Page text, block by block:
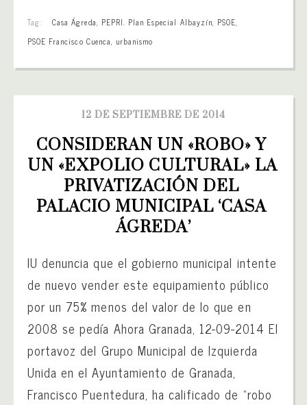
Tag: Casa Ágreda, PEPRI. Plan Especial Albayzín, PSOE,
PSOE Francisco Cuenca, urbanismo
12 DE SEPTIEMBRE DE 2014
CONSIDERAN UN «ROBO» Y
UN «EXPOLIO CULTURAL» LA
PRIVATIZACIÓN DEL
PALACIO MUNICIPAL ‘CASA
ÁGREDA’
IU denuncia que el gobierno municipal intente
de nuevo vender este equipamiento público
por un 75% menos del valor de lo que en
2008 se pedía Ahora Granada, 12-09-2014 El
portavoz del Grupo Municipal de Izquierda
Unida en el Ayuntamiento de Granada,
Francisco Puentedura, ha calificado de “robo